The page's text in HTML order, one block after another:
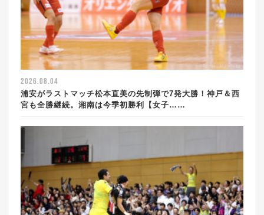
2026.08.04
浦安がラストマッチ松本直美の先制弾で7発大勝！神戸＆西
宮も全勝継続。湘南は今季初勝利【女子……